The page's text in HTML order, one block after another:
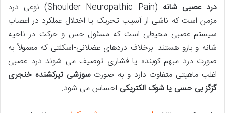
درد عصبی شانه
(Shoulder Neuropathic Pain) نوعی درد
مزمن است که ناشی از آسیب تحریک یا اختلال عملکرد در اعصاب
سیستم عصبی محیطی است که مسئول حس و حرکت در ناحیه
شانه و بازو هستند. برخلاف دردهای عضلانی-اسکلتی که معمولاً به
صورت درد مبهم کوبنده یا فشاری توصیف می شوند درد عصبی
اغلب ماهیتی متفاوت دارد و به صورتسوزشی تیرکشنده خنجری
گزگز بی حسی یا شوک الکتریکی احساس می شود.